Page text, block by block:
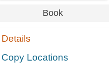
Book
Details
Copy Locations